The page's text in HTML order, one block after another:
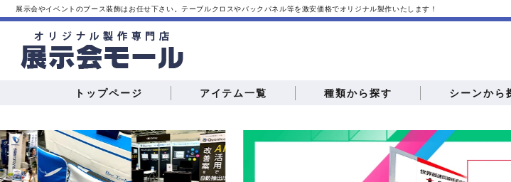
展示会やイベントのブース装飾はお任せ下さい。テーブルクロスやバックパネル等を激安価格でオリジナル製作いたします！
トップページ アイテム一覧 種類から探す シーンから